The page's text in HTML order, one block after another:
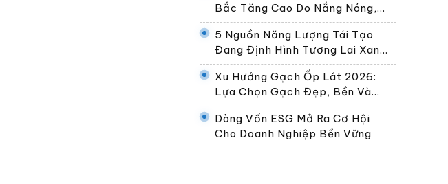
Bắc Tăng Cao Do Nắng Nóng,
Dự Kiến Gần 30.000 MW Ngày
24/6
5 Nguồn Năng Lượng Tái Tạo
Đang Định Hình Tương Lai Xanh
Của Thế Giới
Xu Hướng Gạch Ốp Lát 2026:
Lựa Chọn Gạch Đẹp, Bền Và
Phù Hợp Không Gian Sống Hiện
Đại
Dòng Vốn ESG Mở Ra Cơ Hội
Cho Doanh Nghiệp Bền Vững